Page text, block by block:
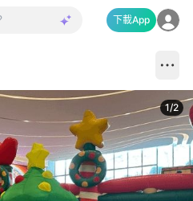
下載App
1/2